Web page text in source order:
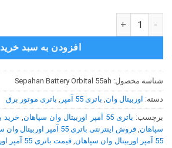
افزودن به سبد خرید
شناسه محصول: Sepahan Battery Orbital 55ah
دسته: اوربیتال وان, باتری 55 آمپر , باتری موتور برق
برچسب: باتری 55 آمپر اوربیتال وان سپاهان ,
سپاهان, فروش اینترنتی باتری 55 آمپر اوربیتال وان سیلور سپاهان
55 آمپر اوربیتال وان سپاهان
,قیمت باتری 55 آمپر اوربیتال وان سپاهان